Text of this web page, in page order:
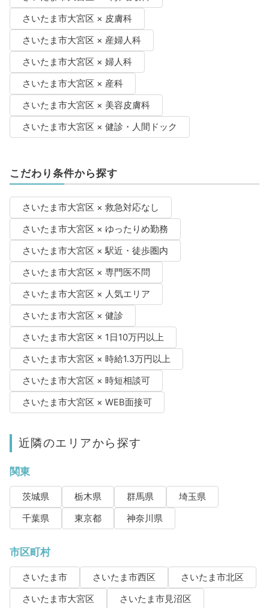
さいたま市大宮区 × 皮膚科
さいたま市大宮区 × 産婦人科
さいたま市大宮区 × 婦人科
さいたま市大宮区 × 産科
さいたま市大宮区 × 美容皮膚科
さいたま市大宮区 × 健診・人間ドック
こだわり条件から探す
さいたま市大宮区 × 救急対応なし
さいたま市大宮区 × ゆったりめ勤務
さいたま市大宮区 × 駅近・徒歩圏内
さいたま市大宮区 × 専門医不問
さいたま市大宮区 × 人気エリア
さいたま市大宮区 × 健診
さいたま市大宮区 × 1日10万円以上
さいたま市大宮区 × 時給1.3万円以上
さいたま市大宮区 × 時短相談可
さいたま市大宮区 × WEB面接可
近隣のエリアから探す
関東
茨城県 栃木県 群馬県
埼玉県
千葉県
東京都 神奈川県
市区町村
さいたま市 さいたま市西区
さいたま市北区
さいたま市大宮区
さいたま市見沼区